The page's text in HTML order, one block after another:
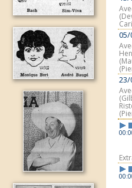
05/
23/